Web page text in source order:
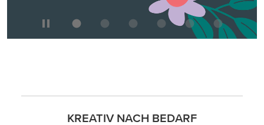
KREATIV NACH BEDARF